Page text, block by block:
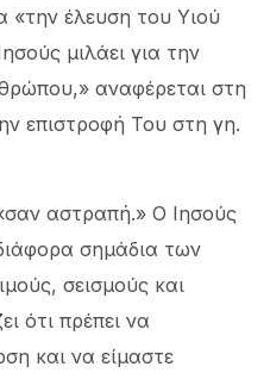
«την έλευση του Υιού
μιλάει για την
αναφέρεται στη
επιστροφή Του στη γη.
αστραπή.» Ο Ιησούς
σημάδια των
σεισμούς και
ότι πρέπει να
και να είμαστε